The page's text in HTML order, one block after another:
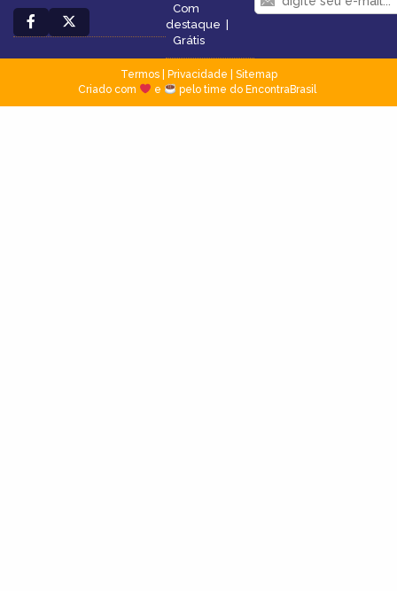
Com
destaque |
Grátis
Termos| Privacidade
Sitemap
Criado com
e pelo time do EncontraBrasil